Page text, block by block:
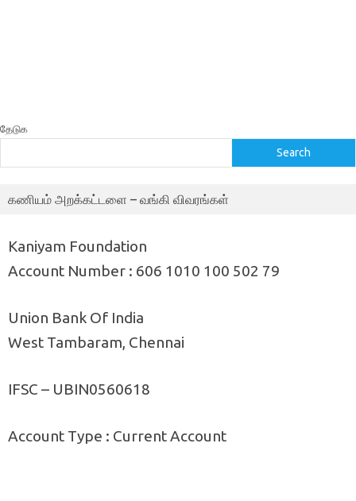
தேடுக
Search
கணியம் அறக்கட்டளை – வங்கி விவரங்கள்
Kaniyam Foundation
Account Number : 606 1010 100 502 79
Union Bank Of India
West Tambaram, Chennai
IFSC – UBIN0560618
Account Type : Current Account